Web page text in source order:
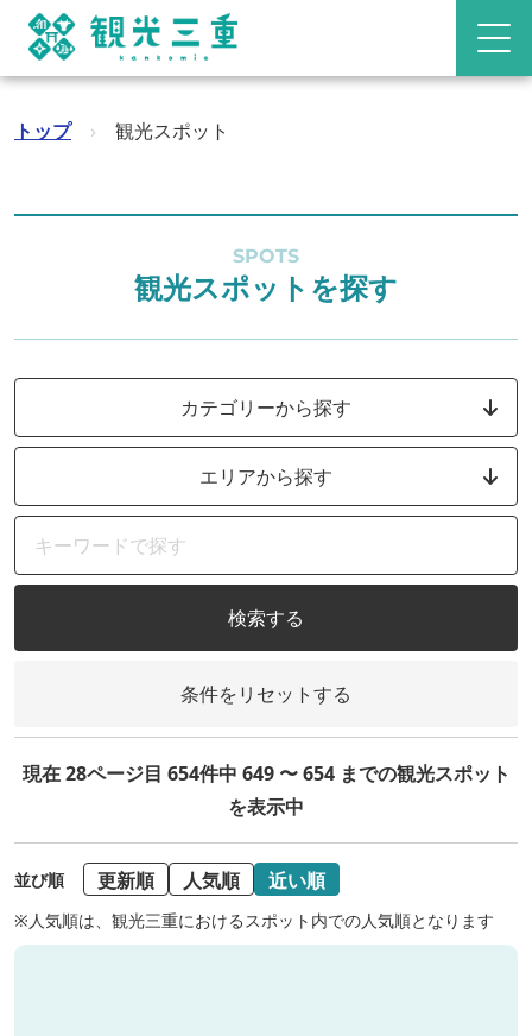
トップ › 観光スポット
SPOTS
観光スポットを探す
カテゴリーから探す
エリアから探す
検索する
条件をリセットする
現在 28ページ目 654件中 649 〜 654 までの観光スポット
を表示中
並び順 更新順 人気順 近い順
※人気順は、観光三重におけるスポット内での人気順となります